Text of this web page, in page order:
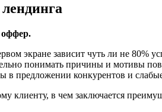
экране зависит чуть ли не 80%
понимать причины и мотивы
в предложении конкурентов и
клиенту, в чем заключается